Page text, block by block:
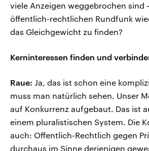
viele Anzeigen weggebrochen sind
öffentlich-rechtlichen Rundfunk
das Gleichgewicht zu finden?
Kerninteressen finden und
Raue: Ja, das ist schon eine
muss man natürlich sehen. Unser
auf Konkurrenz aufgebaut. Das ist
einem pluralistischen System. Die
auch: Offentlich-Rechtlich gegen
durchaus im Sinne derjenigen